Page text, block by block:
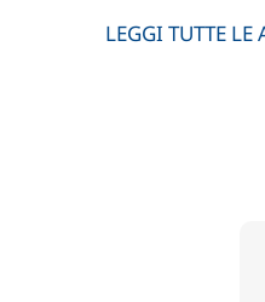
LEGGI TUTTE LE